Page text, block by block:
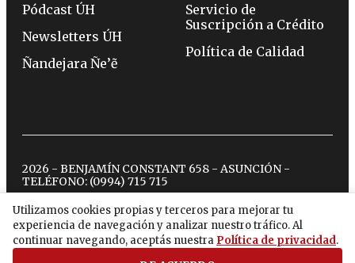
Utilizamos cookies propias y terceros para mejorar tu
experiencia de navegación y analizar nuestro tráfico. Al
continuar navegando, aceptás nuestra Política de privacidad.
Pódcast ÚH
Newsletters ÚH
Ñandejara Ñe’ẽ
Servicio de
Suscripción a Crédito
Política de Calidad
2026 - BENJAMÍN CONSTANT 658 - ASUNCIÓN -
TELÉFONO: (0994) 715 715
twitterinstagram
facebook
tiktokyoutubespotify